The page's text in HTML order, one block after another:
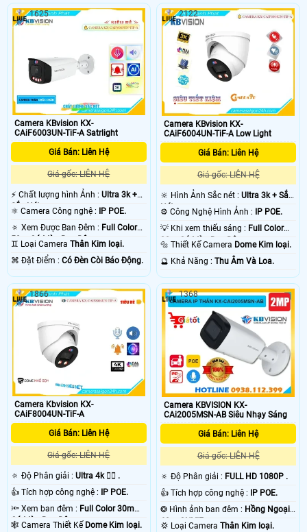
Camera KBvision KX-
CAiF6003UN-TiF-A Satrlight
Giá Bán: Liên Hệ
Giá gốc: LIÊN HỆ
️⚡ Chất lượng hình Ảnh : Ultra 3k +
Sắc Nét .
⚛️ Camera Công nghệ :
IP POE.
🔅 Xem Được Ban Đêm : Full Color
50m Có Màu Ban Ðêm.
♊ Loại Camera Thân Kim loại.
️⌘ Đặt Điểm : Có Ðèn Còi Báo Động.
1625
Camera KBvision KX-
CAiF6004UN-TiF-A Low Light
Giá Bán: Liên Hệ
Giá gốc: LIÊN HỆ
🔆 Hình Ảnh Sắc nét :Ultra 3k + Sắc
Nét .
⚙ Công Nghệ Hình Ảnh : IP POE.
💡 Khi xem thiếu sáng : Full Color
30m Có Màu Ban Ðêm.
🔩 Thiết Kế Camera Dome Kim loại.
️🔮 Khả Năng :Thu Âm Và Loa.
2122
Camera Kbvision KX-
CAiF8004UN-TiF-A
Giá Bán: Liên Hệ
Giá gốc: LIÊN HỆ
🔅 Độ Phân giải : Ultra 4k 👍🏾 .
👍 Tích hợp công nghệ :
IP POE.
🔦 Xem ban đêm : Full Color 30m
Có Màu Ban Ðêm.
🕸️ Camera Thiết Kế Dome Kim loại.
1866
Camera KBVISION KX-
CAi2005MSN-AB Siêu Nhạy Sáng
Giá Bán: Liên Hệ
Giá gốc: LIÊN HỆ
🔅 Độ Phân giải : FULL HD 1080P .
👍 Tích hợp công nghệ :
IP POE.
❂ Hình ảnh ban đêm : Hồng Ngoại
60m ONVIF.
💢 Loại CameraThân Kim loại.
1368